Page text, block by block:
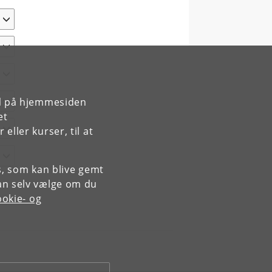
hjemmesiden
eller kurser, til at
som kan blive gemt
selv vælge om du
og